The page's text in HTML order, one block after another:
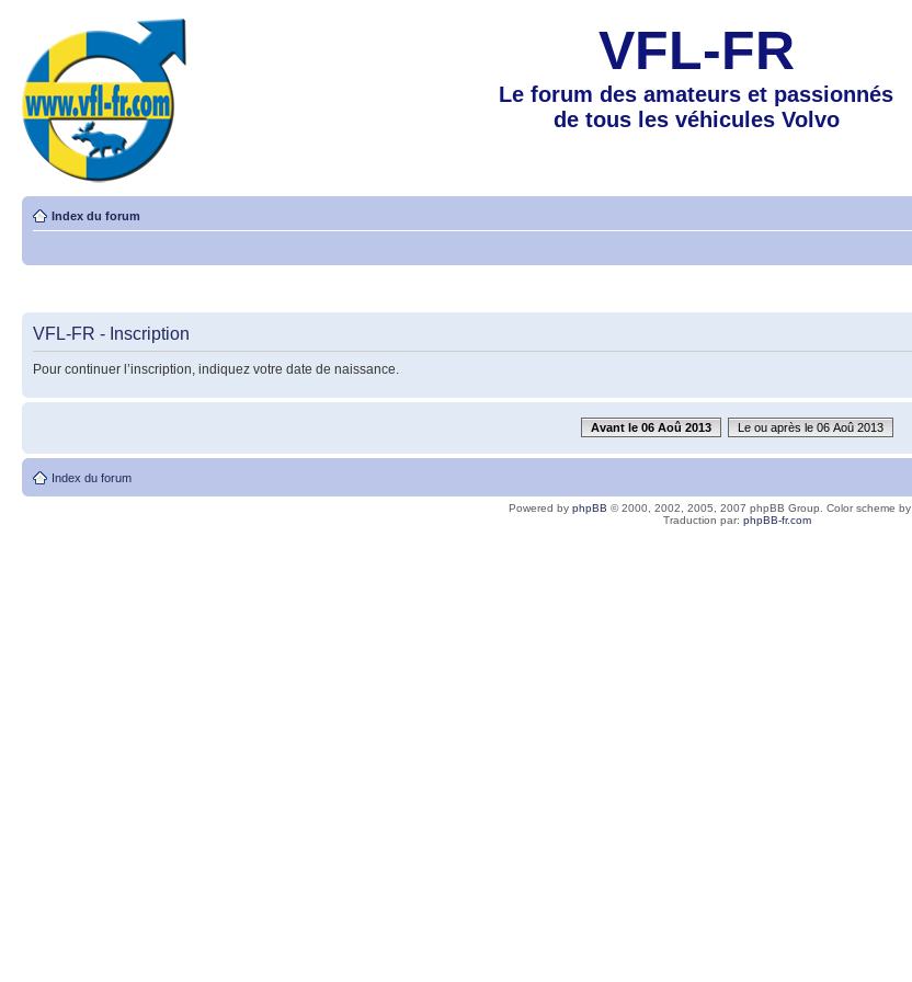
VFL-FR
Le forum des amateurs et passionnés
de tous les véhicules Volvo
Index du forum
VFL-FR - Inscription
Pour continuer l’inscription, indiquez votre date de naissance.
Avant le 06 Aoû 2013 Le ou après le 06 Aoû 2013
Index du forum
Powered by phpBB © 2000, 2002, 2005, 2007 phpBB Group. Color scheme by
Traduction par: phpBB-fr.com